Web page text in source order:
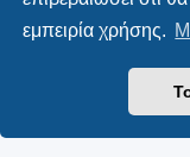
εμπειρία χρήσης.